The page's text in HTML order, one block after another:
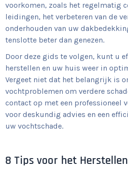
voorkomen, zoals het regelmatig
leidingen, het verbeteren van de
onderhouden van uw
tenslotte beter dan genezen.
Door deze gids te volgen, kunt u
herstellen en uw huis weer in
Vergeet niet dat het belangrijk is
vochtproblemen om verdere
contact op met een
voor deskundig advies en een
uw vochtschade.
8 Tips voor het